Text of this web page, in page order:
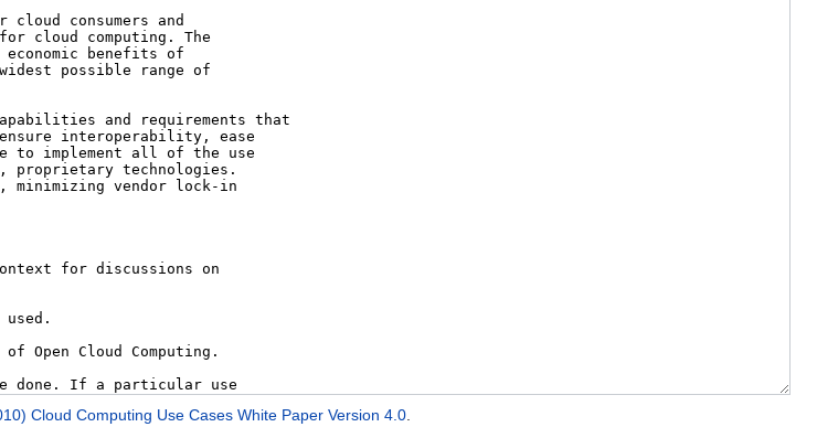
Cloud Computing Use Cases White Paper Version 4.0.